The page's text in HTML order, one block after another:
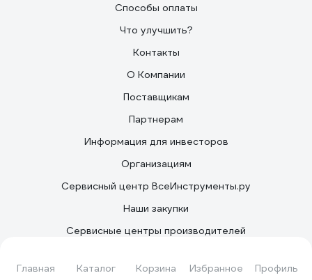
Главная Каталог Корзина Избранное Профиль
Способы оплаты
Что улучшить?
Контакты
О Компании
Поставщикам
Партнерам
Информация для инвесторов
Организациям
Сервисный центр ВсеИнструменты.ру
Наши закупки
Сервисные центры производителей
Каталог товаров